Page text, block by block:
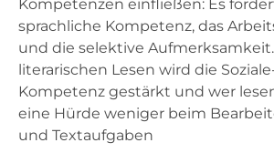
Kompetenzen einfließen: Es
sprachliche Kompetenz, das
und die selektive
literarischen Lesen wird die
Kompetenz gestärkt und wer
eine Hürde weniger beim
und Textaufgaben